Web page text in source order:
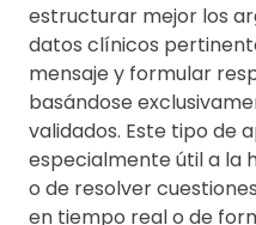
estructurar mejor los
datos clínicos
mensaje y formular
basándose
validados. Este tipo de
especialmente útil a la
o de resolver
en tiempo real o de